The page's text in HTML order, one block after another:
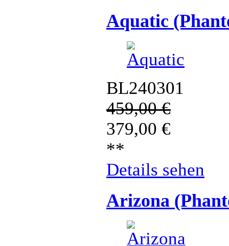
Aquatic
BL240301
459,00€
379,00 €
**
Details sehen
Arizona